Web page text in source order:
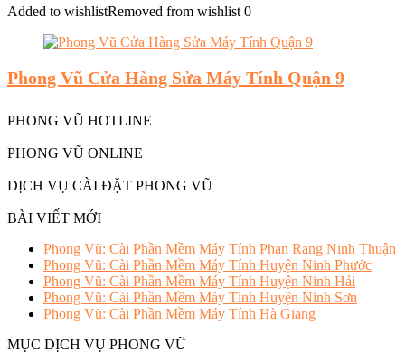
Added to wishlistRemoved from wishlist 0
Phong Vũ Cửa Hàng Sửa Máy Tính Quận 9
PHONG VŨ HOTLINE
PHONG VŨ ONLINE
DỊCH VỤ CÀI ĐẶT PHONG VŨ
BÀI VIẾT MỚI
Phong Vũ: Cài Phần Mềm Máy Tính Phan Rang Ninh Thuận
Phong Vũ: Cài Phần Mềm Máy Tính Huyện Ninh Phước
Phong Vũ: Cài Phần Mềm Máy Tính Huyện Ninh Hải
Phong Vũ: Cài Phần Mềm Máy Tính Huyện Ninh Sơn
Phong Vũ: Cài Phần Mềm Máy Tính Hà Giang
MỤC DỊCH VỤ PHONG VŨ